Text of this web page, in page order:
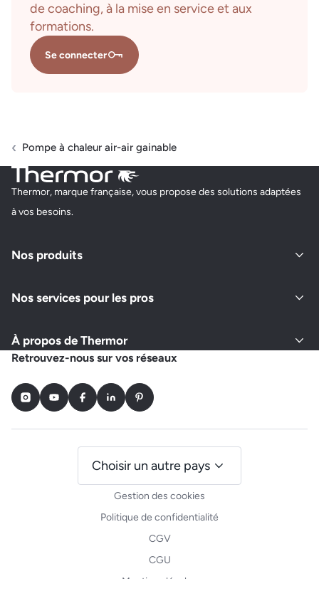
de coaching, à la mise en service et aux
formations.
Se connecter
Pompe à chaleur air-air gainable
Thermor, marque française, vous propose des solutions adaptées
à vos besoins.
Nos produits
Nos services pour les pros
À propos de Thermor
Retrouvez-nous sur vos réseaux
InstagramYoutubeFacebookLinkedInPinterest
Gestion des cookies
Politique de confidentialité
CGV
CGU
Mentions légales
Choisir un autre pays